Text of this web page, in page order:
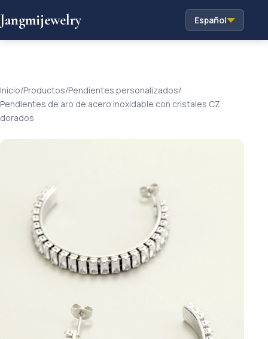
Jangmijewelry Español
Inicio/Productos/Pendientes personalizados/
Pendientes de aro de acero inoxidable con cristales CZ
dorados